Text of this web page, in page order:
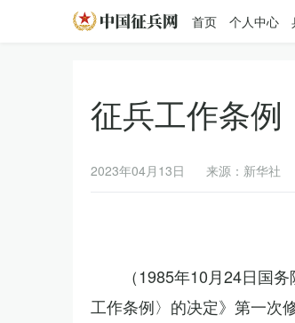
首页 个人中心
征兵工作条例
2023年04月13日 来源：新华社
（1985年10月24日国
工作条例〉的决定》第一次